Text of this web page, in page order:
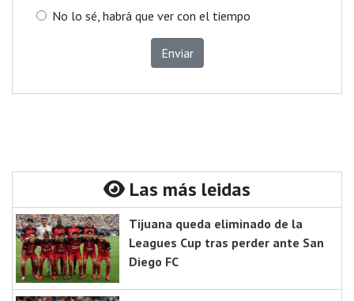
No lo sé, habrá que ver con el tiempo
Enviar
Las más leidas
Tijuana queda eliminado de la
Leagues Cup tras perder ante San
Diego FC